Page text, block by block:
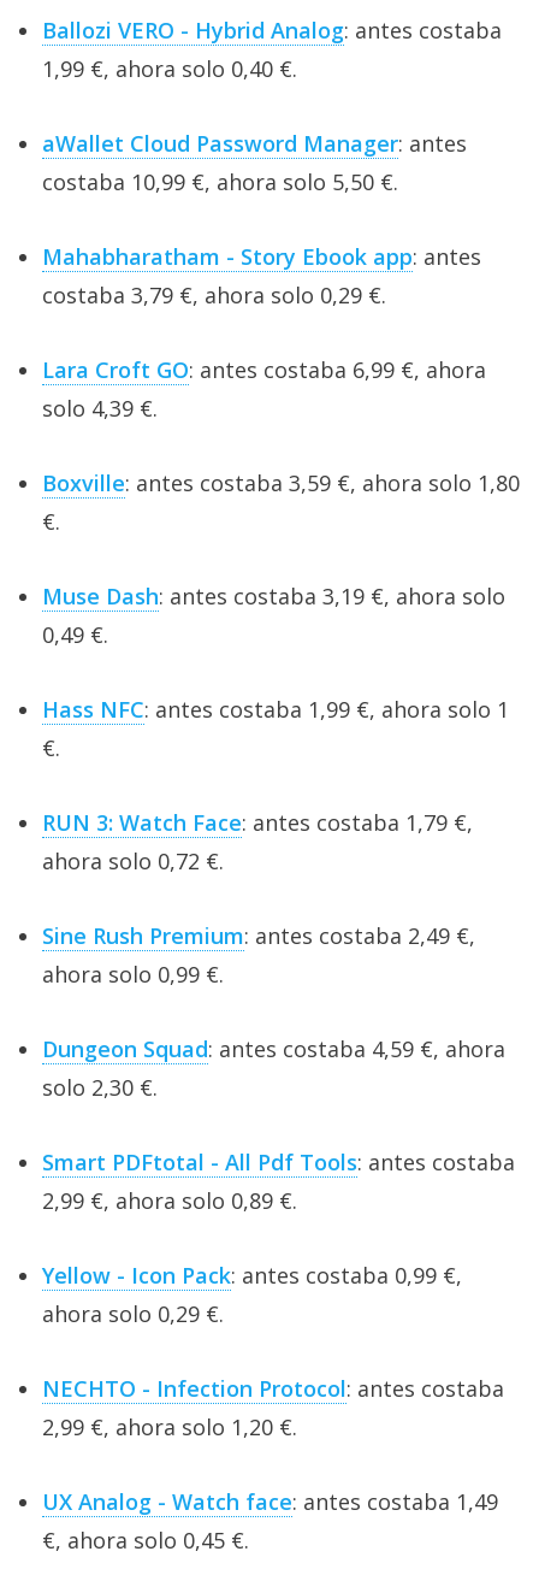
Ballozi VERO - Hybrid Analog: antes costaba
1,99 €, ahora solo 0,40 €.
aWallet Cloud Password Manager: antes
costaba 10,99 €, ahora solo 5,50 €.
Mahabharatham - Story Ebook app: antes
costaba 3,79 €, ahora solo 0,29 €.
Lara Croft GO: antes costaba 6,99 €, ahora
solo 4,39 €.
Boxville: antes costaba 3,59 €, ahora solo 1,80
€.
Muse Dash: antes costaba 3,19 €, ahora solo
0,49 €.
Hass NFC: antes costaba 1,99 €, ahora solo 1
€.
RUN 3: Watch Face: antes costaba 1,79 €,
ahora solo 0,72 €.
Sine Rush Premium: antes costaba 2,49 €,
ahora solo 0,99 €.
Dungeon Squad: antes costaba 4,59 €, ahora
solo 2,30 €.
Smart PDFtotal - All Pdf Tools: antes costaba
2,99 €, ahora solo 0,89 €.
Yellow - Icon Pack: antes costaba 0,99 €,
ahora solo 0,29 €.
NECHTO - Infection Protocol: antes costaba
2,99 €, ahora solo 1,20 €.
UX Analog - Watch face: antes costaba 1,49
€, ahora solo 0,45 €.